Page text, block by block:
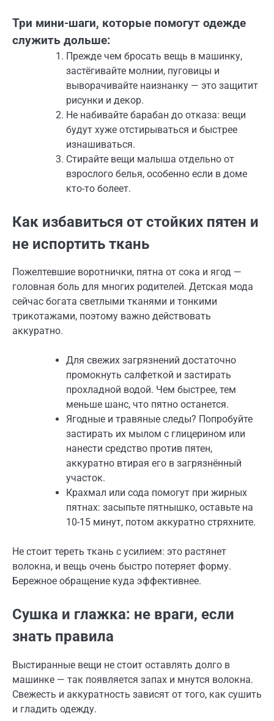
Три мини-шаги, которые помогут одежде
служить дольше:
Прежде чем бросать вещь в машинку,
застёгивайте молнии, пуговицы и
выворачивайте наизнанку — это защитит
рисунки и декор.
Не набивайте барабан до отказа: вещи
будут хуже отстирываться и быстрее
изнашиваться.
Стирайте вещи малыша отдельно от
взрослого белья, особенно если в доме
кто-то болеет.
Как избавиться от стойких пятен и
не испортить ткань
Пожелтевшие воротнички, пятна от сока и ягод —
головная боль для многих родителей. Детская мода
сейчас богата светлыми тканями и тонкими
трикотажами, поэтому важно действовать
аккуратно.
Для свежих загрязнений достаточно
промокнуть салфеткой и застирать
прохладной водой. Чем быстрее, тем
меньше шанс, что пятно останется.
Ягодные и травяные следы? Попробуйте
застирать их мылом с глицерином или
нанести средство против пятен,
аккуратно втирая его в загрязнённый
участок.
Крахмал или сода помогут при жирных
пятнах: засыпьте пятнышко, оставьте на
10-15 минут, потом аккуратно стряхните.
Не стоит тереть ткань с усилием: это растянет
волокна, и вещь очень быстро потеряет форму.
Бережное обращение куда эффективнее.
Сушка и глажка: не враги, если
знать правила
Выстиранные вещи не стоит оставлять долго в
машинке — так появляется запах и мнутся волокна.
Свежесть и аккуратность зависят от того, как сушить
и гладить одежду.